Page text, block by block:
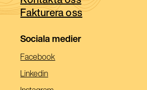
fönster)
Fakturera oss
Sociala medier
Facebook(Öppnas
Linkedin(Öppnas